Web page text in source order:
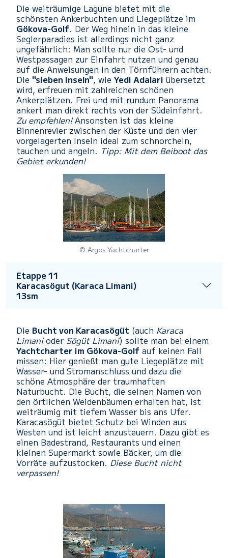
Die weiträumige Lagune bietet mit die
schönsten Ankerbuchten und Liegeplätze im
Gökova-Golf. Der Weg hinein in das kleine
Seglerparadies ist allerdings nicht ganz
ungefährlich: Man sollte nur die Ost- und
Westpassagen zur Einfahrt nutzen und genau
auf die Anweisungen in den Törnführern achten.
Die "sieben Inseln", wie Yedi Adalari übersetzt
wird, erfreuen mit zahlreichen schönen
Ankerplätzen. Frei und mit rundum Panorama
ankert man direkt rechts von der Südeinfahrt.
Zu empfehlen!Ansonsten ist das kleine
Binnenrevier zwischen der Küste und den vier
vorgelagerten Inseln ideal zum schnorcheln,
tauchen und angeln. Tipp: Mit dem Beiboot das
Gebiet erkunden!
© Argos Yachtcharter
Etappe 11
Karacasögut (Karaca Limani)
13sm
Die Bucht von Karacasögüt (auch Karaca
Limanioder Sögüt Limani) sollte man bei einem
Yachtcharter im Gökova-Golf auf keinen Fall
missen: Hier genießt man gute Liegeplätze mit
Wasser- und Stromanschluss und dazu die
schöne Atmosphäre der traumhaften
Naturbucht. Die Bucht, die seinen Namen von
den örtlichen Weidenbäumen erhalten hat, ist
weiträumig mit tiefem Wasser bis ans Ufer.
Karacasögüt bietet Schutz bei Winden aus
Westen und ist leicht anzusteuern. Dazu gibt es
einen Badestrand, Restaurants und einen
kleinen Supermarkt sowie Bäcker, um die
Vorräte aufzustocken. Diese Bucht nicht
verpassen!